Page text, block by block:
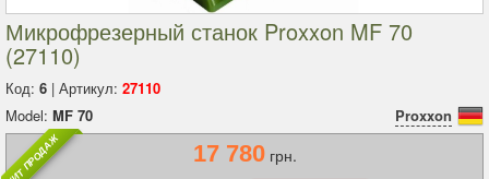
Микрофрезерный станок Proxxon MF 70
(27110)
Код: 6 | Артикул: 27110
Model: MF 70 Proxxon
ХИТ ПРОДАЖ 17 780грн.